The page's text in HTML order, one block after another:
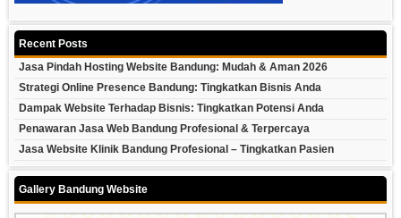
Recent Posts
Jasa Pindah Hosting Website Bandung: Mudah & Aman 2026
Strategi Online Presence Bandung: Tingkatkan Bisnis Anda
Dampak Website Terhadap Bisnis: Tingkatkan Potensi Anda
Penawaran Jasa Web Bandung Profesional & Terpercaya
Jasa Website Klinik Bandung Profesional – Tingkatkan Pasien
Gallery Bandung Website